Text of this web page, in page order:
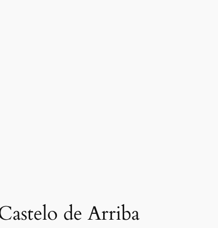
de Arriba